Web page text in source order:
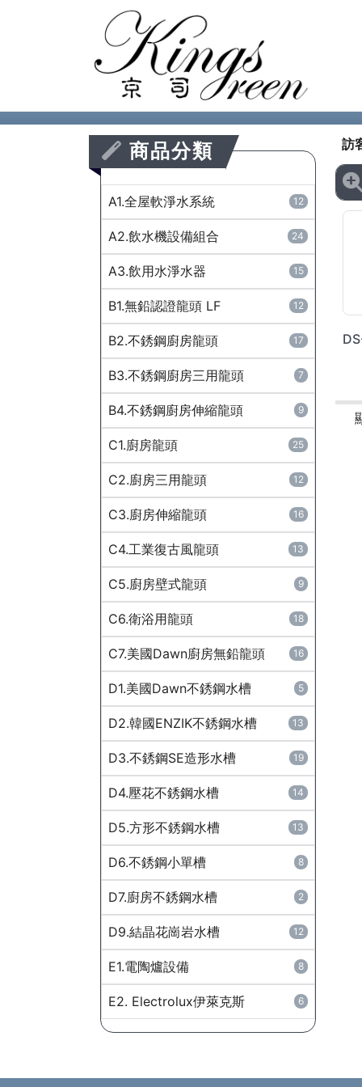
商品分類
A1.全屋軟淨水系統 12
A2.飲水機設備組合 24
A3.飲用水淨水器 15
B1.無鉛認證龍頭 LF 12
B2.不銹鋼廚房龍頭 17
B3.不銹鋼廚房三用龍頭 7
B4.不銹鋼廚房伸縮龍頭 9
C1.廚房龍頭 25
C2.廚房三用龍頭 12
C3.廚房伸縮龍頭 16
C4.工業復古風龍頭 13
C5.廚房壁式龍頭 9
C6.衛浴用龍頭 18
C7.美國Dawn廚房無鉛龍頭 16
D1.美國Dawn不銹鋼水槽 5
D2.韓國ENZIK不銹鋼水槽 13
D3.不銹鋼SE造形水槽 19
D4.壓花不銹鋼水槽 14
D5.方形不銹鋼水槽 13
D6.不銹鋼小單槽 8
D7.廚房不銹鋼水槽 2
D9.結晶花崗岩水槽 12
E1.電陶爐設備 8
E2. Electrolux伊萊克斯 6
訪